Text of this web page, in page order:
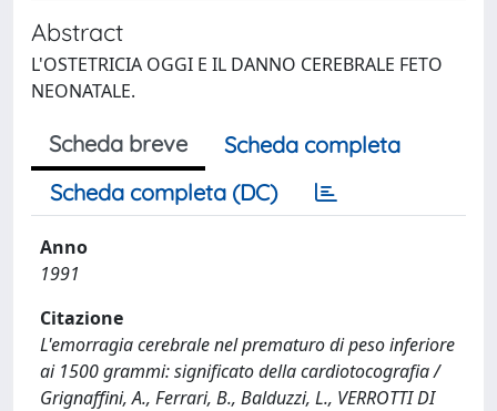
Abstract
L'OSTETRICIA OGGI E IL DANNO CEREBRALE FETO
NEONATALE.
Scheda breve
Scheda completa
Scheda completa (DC)
Anno
1991
Citazione
L'emorragia cerebrale nel prematuro di peso inferiore
ai 1500 grammi: significato della cardiotocografia /
Grignaffini, A., Ferrari, B., Balduzzi, L., VERROTTI DI